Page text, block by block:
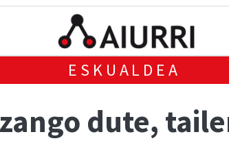
ESKUALDEA
dute,